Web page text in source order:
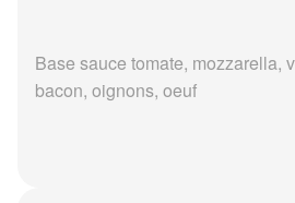
Base sauce tomate, mozzarella,
bacon, oignons, oeuf